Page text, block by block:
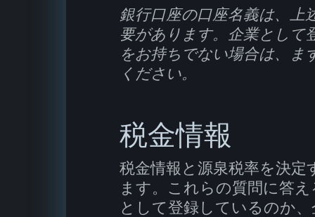
銀行口座の口座名義は、上
要があります。企業として
をお持ちでない場合は、ま
ください。
税金情報
税金情報と源泉税率を決
ます。これらの質問に答
として登録しているのか